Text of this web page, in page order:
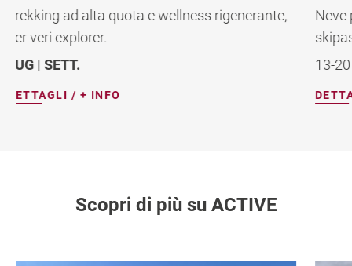
Neve perfetta, piste tranquille, 7 notti + 6 giorni
skipass
13-20 MARZO 2027
DETTAGLI / + INFO
Scopri di più su ACTIVE